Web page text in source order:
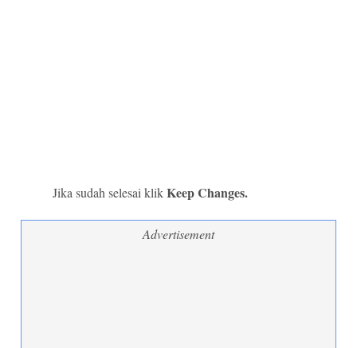
Jika sudah selesai klikKeep Changes.
Advertisement